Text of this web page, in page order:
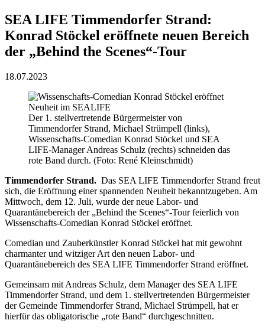
SEA LIFE Timmendorfer Strand:
Konrad Stöckel eröffnete neuen Bereich
der „Behind the Scenes“-Tour
18.07.2023
Der 1. stellvertretende Bürgermeister von
Timmendorfer Strand, Michael Strümpell (links),
Wissenschafts-Comedian Konrad Stöckel und SEA
LIFE-Manager Andreas Schulz (rechts) schneiden das
rote Band durch. (Foto: René Kleinschmidt)
Timmendorfer Strand. Das SEA LIFE Timmendorfer Strand freut
sich, die Eröffnung einer spannenden Neuheit bekanntzugeben. Am
Mittwoch, dem 12. Juli, wurde der neue Labor- und
Quarantänebereich der „Behind the Scenes“-Tour feierlich von
Wissenschafts-Comedian Konrad Stöckel eröffnet.
Comedian und Zauberkünstler Konrad Stöckel hat mit gewohnt
charmanter und witziger Art den neuen Labor- und
Quarantänebereich des SEA LIFE Timmendorfer Strand eröffnet.
Gemeinsam mit Andreas Schulz, dem Manager des SEA LIFE
Timmendorfer Strand, und dem 1. stellvertretenden Bürgermeister
der Gemeinde Timmendorfer Strand, Michael Strümpell, hat er
hierfür das obligatorische „rote Band“ durchgeschnitten.